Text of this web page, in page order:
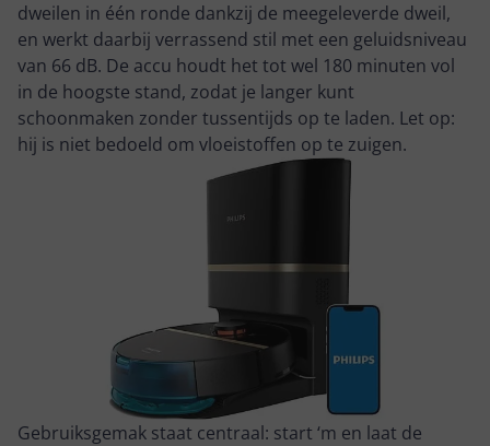
dweilen in één ronde dankzij de meegeleverde dweil,
en werkt daarbij verrassend stil met een geluidsniveau
van 66 dB. De accu houdt het tot wel 180 minuten vol
in de hoogste stand, zodat je langer kunt
schoonmaken zonder tussentijds op te laden. Let op:
hij is niet bedoeld om vloeistoffen op te zuigen.
Gebruiksgemak staat centraal: start ‘m en laat de